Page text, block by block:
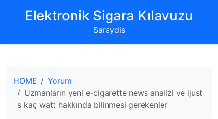
‌Elektronik Sigara Kılavuzu‌
Saraydis
HOME
Yorum
Uzmanların yeni e-cigarette news analizi ve ijust
s kaç watt hakkında bilinmesi gerekenler